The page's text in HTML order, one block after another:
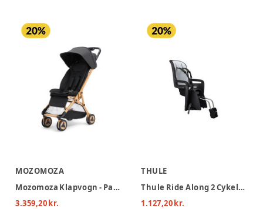
MOZOMOZA
Mozomoza Klapvogn - Panda Black
3.359,20 kr.
THULE
Thule Ride Along 2 Cykelstol - Stelmonteret - Dark Grey
1.127,20 kr.